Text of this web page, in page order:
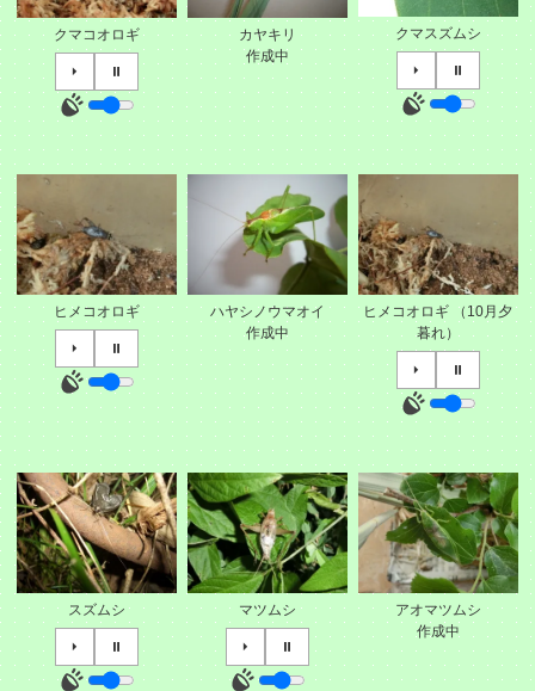
クマコオロギ
⏵ ⏸
カヤキリ
作成中
クマスズムシ
⏵ ⏸
ヒメコオロギ
⏵ ⏸
ハヤシノウマオイ
作成中
ヒメコオロギ （10月夕
暮れ）
⏵ ⏸
スズムシ
⏵ ⏸
マツムシ
⏵ ⏸
アオマツムシ
作成中